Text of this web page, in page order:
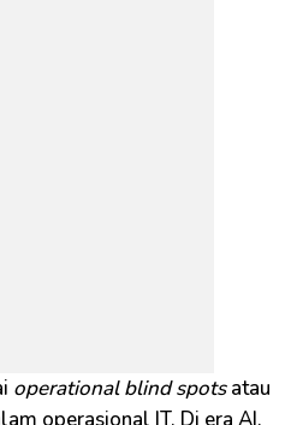
operational blind spotsatau
operasional IT. Di era AI,